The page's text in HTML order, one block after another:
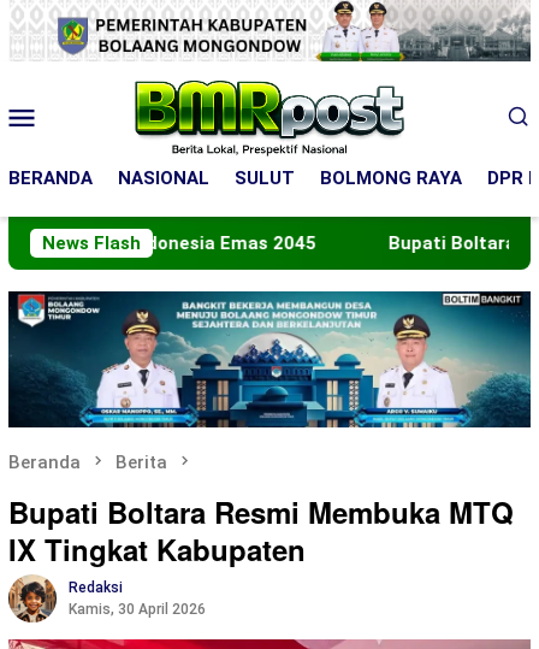
Loncat
ke
konten
Mobile
BERANDA NASIONAL SULUT BOLMONG RAYA DPR
News Flash
Indonesia Emas 2045 Bupati Boltara Lepas
Beranda Berita
Bupati Boltara Resmi Membuka MTQ
IX Tingkat Kabupaten
Redaksi
Kamis, 30 April 2026